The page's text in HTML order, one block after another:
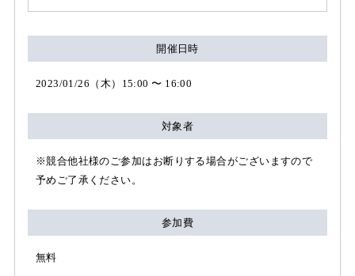
開催日時
2023/01/26（木）15:00 〜 16:00
対象者
※競合他社様のご参加はお断りする場合がございますので
予めご了承ください。
参加費
無料